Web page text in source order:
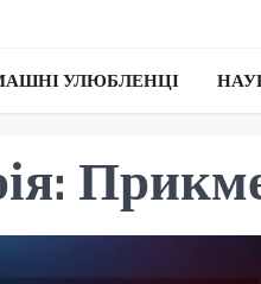
УЛЮБЛЕНЦІ